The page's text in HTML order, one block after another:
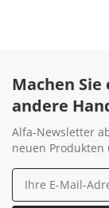
Machen
andere
Alfa-Newsletter
neuen